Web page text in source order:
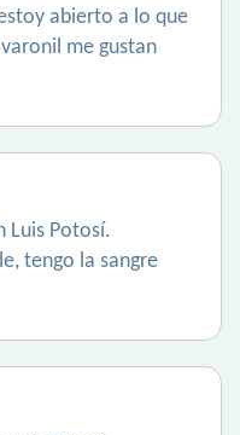
abierto a lo que
me gustan
Luis Potosí.
tengo la sangre